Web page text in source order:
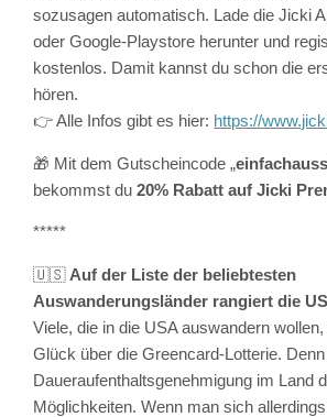
sozusagen automatisch. Lade die Jicki
oder Google-Playstore herunter und
kostenlos. Damit kannst du schon die
hören.
👉 Alle Infos gibt es hier: https://
🎁 Mit dem Gutscheincode „
bekommst du 20% Rabatt auf Jicki
*****
🇺🇸 Auf der Liste der beliebtesten
Auswanderungsländer rangiert die
Viele, die in die USA auswandern
Glück über die Greencard-Lotterie.
Daueraufenthaltsgenehmigung im Land
Möglichkeiten. Wenn man sich